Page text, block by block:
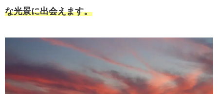
な光景に出会えます。